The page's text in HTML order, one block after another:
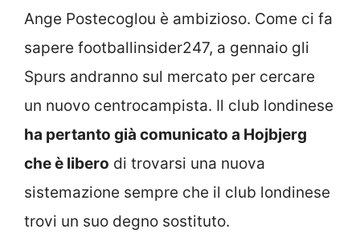
Ange Postecoglou è ambizioso. Come ci fa
sapere footballinsider247, a gennaio gli
Spurs andranno sul mercato per cercare
un nuovo centrocampista. Il club londinese
ha pertanto già comunicato a Hojbjerg
che è libero di trovarsi una nuova
sistemazione sempre che il club londinese
trovi un suo degno sostituto.